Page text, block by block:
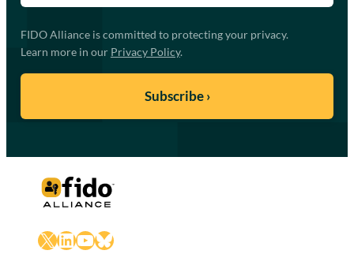
FIDO Alliance is committed to protecting your privacy.
Learn more in our Privacy Policy.
X LinkedIn
YouTube
Bluesky